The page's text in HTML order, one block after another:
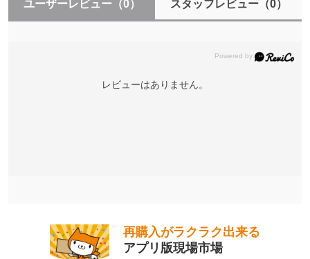
ユーザーレビュー （0） スタッフレビュー（0）
レビューはありません。
再購入がラクラク出来る
アプリ版現場市場